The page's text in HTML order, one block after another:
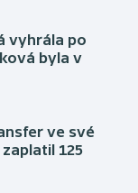
vyhrála po
byla v
ve své
125